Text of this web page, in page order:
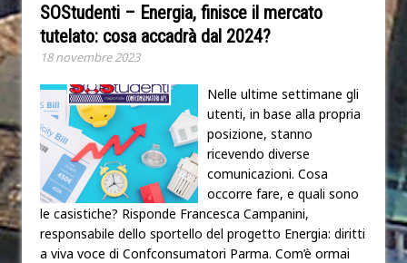
SOStudenti – Energia, finisce il mercato
tutelato: cosa accadrà dal 2024?
18 novembre 2023
Nelle ultime settimane gli
utenti, in base alla propria
posizione, stanno
ricevendo diverse
comunicazioni. Cosa
occorre fare, e quali sono
le casistiche? Risponde Francesca Campanini,
responsabile dello sportello del progetto Energia: diritti
a viva voce di Confconsumatori Parma. Com’è ormai